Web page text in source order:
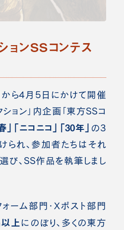
ョンSSコンテス
ら4月5日にかけて開催
ョン」内企画「東方SSコ
」「ニコニコ」「30年」 の3
られ、参加者たちはそれ
び、SS作品を執筆しまし
ーム部門・Xポスト部門
上にのぼり、多くの東方